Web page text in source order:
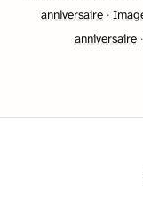
anniversaire ·
anniversaire·